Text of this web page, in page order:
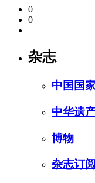
0
0
杂志
中国国
中华遗
博物
杂志订阅